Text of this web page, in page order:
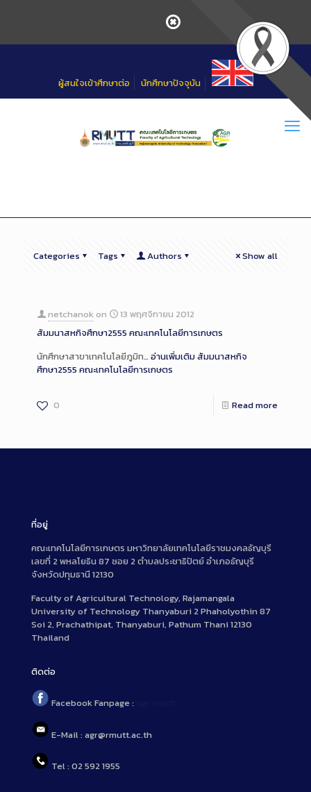
ผู้สนใจเข้าศึกษาต่อ นักศึกษาปัจจุบัน
Categories Tags Authors Show all
netchanok on
13 พฤศจิกายน 2012
สัมมนาสหกิจศึกษา2555 คณะเทคโนโลยีการเกษตร
นักศึกษาสาขาเทคโนโลยีภูมิท… อ่านเพิ่มเติมสัมมนาสหกิจ
ศึกษา2555 คณะเทคโนโลยีการเกษตร
0 Read more
ที่อยู่
คณะเทคโนโลยีการเกษตร มหาวิทยาลัยเทคโนโลยีราชมงคลธัญบุรี
เลขที่ 2 พหลโยธิน 87 ซอย 2 ตำบลประชาธิปัตย์ อำเภอธัญบุรี
จังหวัดปทุมธานี 12130
Faculty of Agricultural Technology, Rajamangala
University of Technology Thanyaburi 2 Phaholyothin 87
Soi 2, Prachathipat, Thanyaburi, Pathum Thani 12130
Thailand
ติดต่อ
Facebook Fanpage :
E-Mail : agr@rmutt.ac.th
Tel : 02 592 1955